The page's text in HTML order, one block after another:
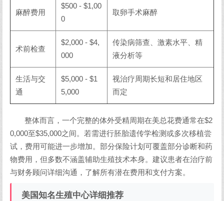
麻醉费用
$500 - $1,00
0
取卵手术麻醉
术前检查
$2,000 - $4,
000
传染病筛查、激素水平、精
液分析等
生活与交
通
$5,000 - $1
5,000
视治疗周期长短和居住地区
而定
整体而言，一个完整的体外受精周期在美总花费通常在$2
0,000至$35,000之间。若需进行胚胎遗传学检测或多次移植尝
试，费用可能进一步增加。部分保险计划可覆盖部分诊断和药
物费用，但多数不涵盖辅助生殖技术本身。建议患者在治疗前
与财务顾问详细沟通，了解所有潜在费用和支付方案。
美国知名生殖中心详细推荐